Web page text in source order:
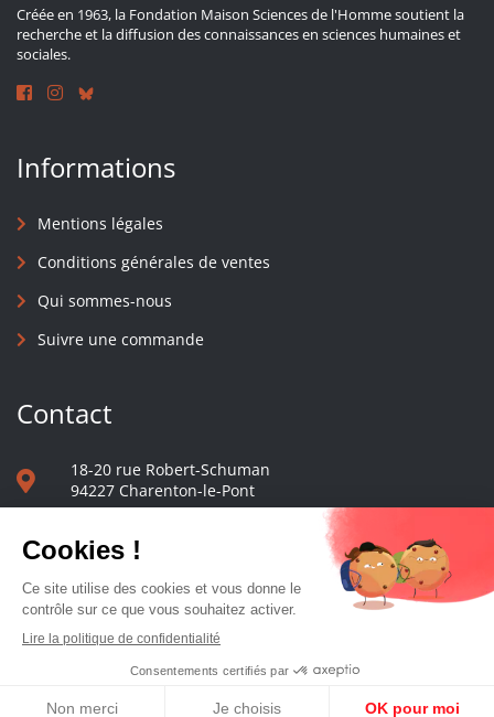
Créée en 1963, la Fondation Maison Sciences de l'Homme soutient la
recherche et la diffusion des connaissances en sciences humaines et
sociales.
Informations
Mentions légales
Conditions générales de ventes
Qui sommes-nous
Suivre une commande
Contact
18-20 rue Robert-Schuman
94227 Charenton-le-Pont